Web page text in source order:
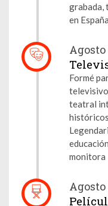
grabada,
en España
Agosto
Formé
teatral
monitora
Agosto